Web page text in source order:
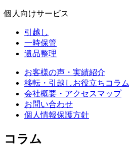
個人向けサービス
引越し
一時保管
遺品整理
お客様の声・実績紹介
移転・引越しお役立ちコラム
会社概要・アクセスマップ
お問い合わせ
個人情報保護方針
コラム